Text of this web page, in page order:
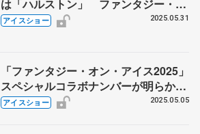
は「ハルストン」 ファンタジー・オ
ン・アイス
アイスショー 2025.05.31
「ファンタジー・オン・アイス2025」
スペシャルコラボナンバーが明らか
に 友野一希×青木祐奈、田中刑事さ
アイスショー 2025.05.05